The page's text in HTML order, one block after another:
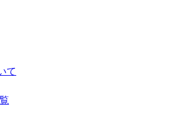
て